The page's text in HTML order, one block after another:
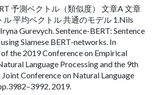
予測ベクトル（類似度） 文章A 文章
ル 平均ベクトル 共通のモデル 1.Nils
Gurevych. Sentence-BERT: Sentence
Siamese BERT-networks. In
the 2019 Conference on Empirical
Language Processing and the 9th
Conference on Natural Language
2019.